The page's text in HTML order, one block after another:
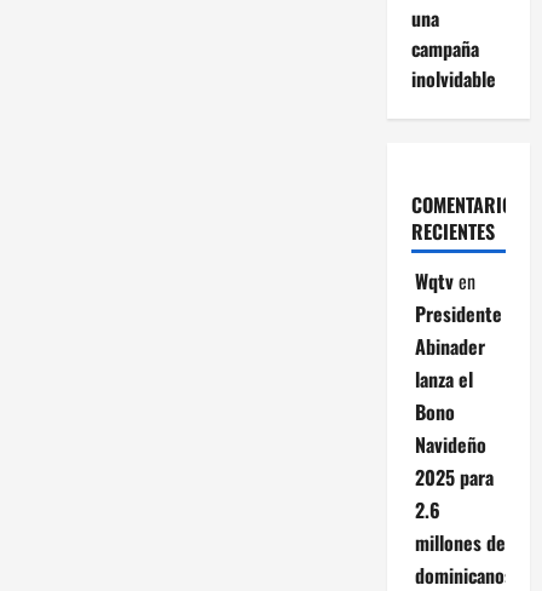
una
campaña
inolvidable
COMENTARIOS
RECIENTES
Wqtven
Presidente
Abinader
lanza el
Bono
Navideño
2025 para
2.6
millones de
dominicanos;